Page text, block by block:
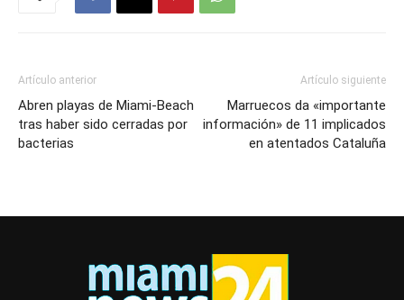
Artículo anterior
Abren playas de Miami-Beach
tras haber sido cerradas por
bacterias
Artículo siguiente
Marruecos da «importante
información» de 11 implicados
en atentados Cataluña